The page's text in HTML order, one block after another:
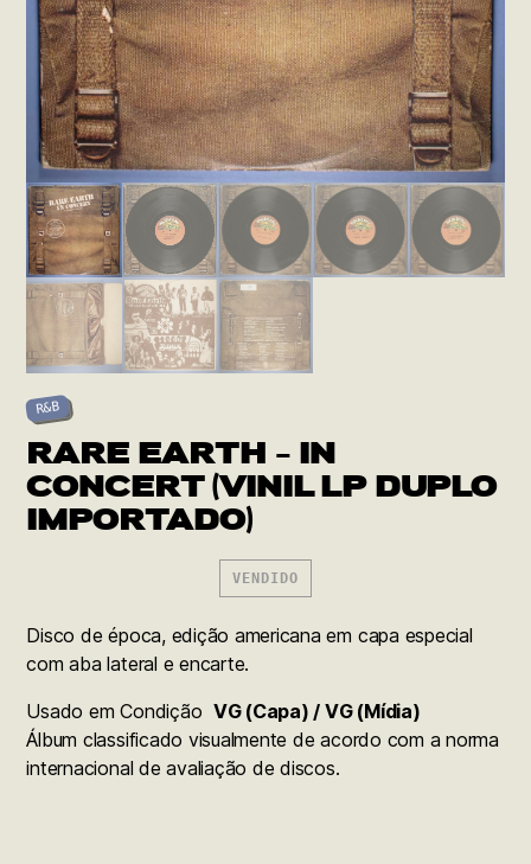
R&B
RARE EARTH – IN
CONCERT (VINIL LP DUPLO
IMPORTADO)
VENDIDO
Disco de época, edição americana em capa especial
com aba lateral e encarte.
Usado em Condição VG (Capa) / VG (Mídia)
Álbum classificado visualmente de acordo com a norma
internacional de avaliação de discos.